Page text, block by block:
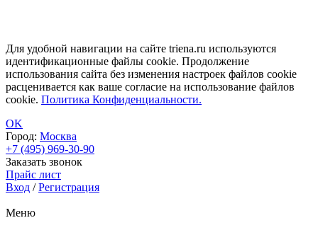
Для удобной навигации на сайте triena.ru используются
идентификационные файлы cookie. Продолжение
использования сайта без изменения настроек файлов cookie
расценивается как ваше согласие на использование файлов
cookie. Политика Конфиденциальности.
OK
Город: Москва
+7 (495) 969-30-90
Заказать звонок
Прайс лист
Вход /Регистрация
Меню